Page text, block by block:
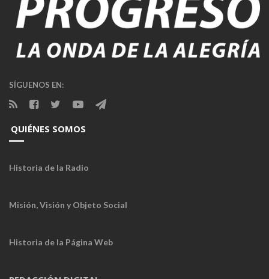
SÍGUENOS EN:
QUIÉNES SOMOS
Historia de la Radio
Misión, Visión y Objeto Social
Historia de la Página Web